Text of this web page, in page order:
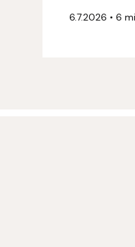
6.7.2026 • 6